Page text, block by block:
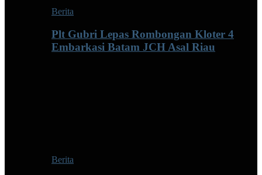
Berita
Plt Gubri Lepas Rombongan Kloter 4
Embarkasi Batam JCH Asal Riau
Berita